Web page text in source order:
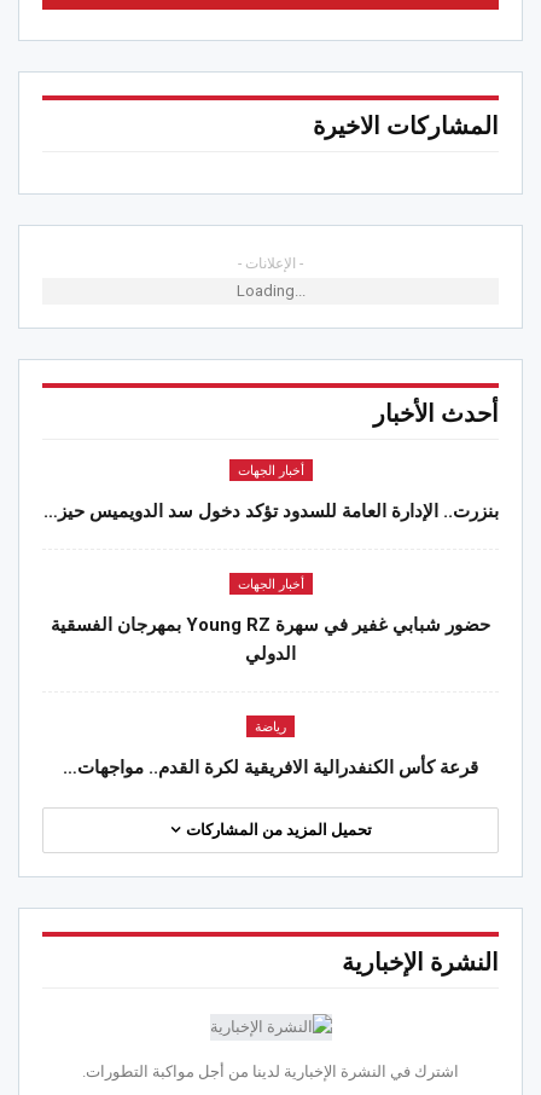
المشاركات الاخيرة
- الإعلانات -
Loading...
أحدث الأخبار
أخبار الجهات
بنزرت.. الإدارة العامة للسدود تؤكد دخول سد الدويميس حيز…
أخبار الجهات
حضور شبابي غفير في سهرة Young RZ بمهرجان الفسقية
الدولي
رياضة
قرعة كأس الكنفدرالية الافريقية لكرة القدم.. مواجهات…
تحميل المزيد من المشاركات
النشرة الإخبارية
اشترك في النشرة الإخبارية لدينا من أجل مواكبة التطورات.